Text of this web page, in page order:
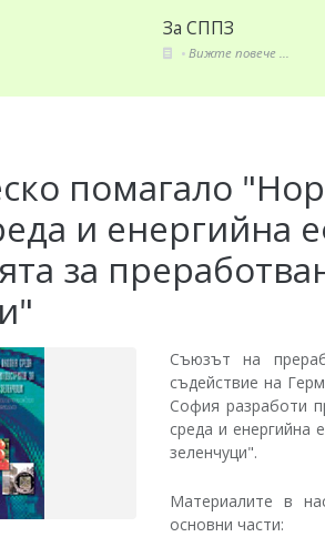
За СППЗ
Вижте повече ...
помагало
и енергийна
за
Съюзът на
съдействие на
София разработи
среда и енергийна
зеленчуци".
Материалите в
основни части: